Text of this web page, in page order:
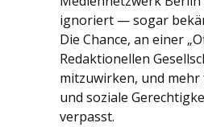
ignoriert — sogar
Die Chance, an einer
Redaktionellen
mitzuwirken, und
und soziale
verpasst.